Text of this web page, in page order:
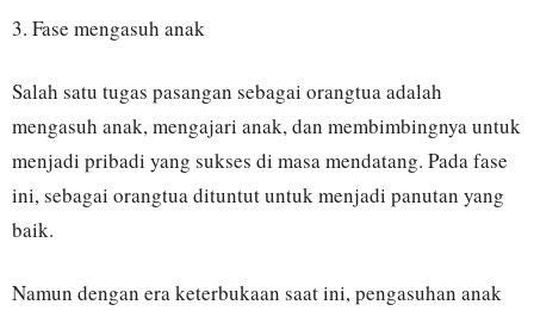
3. Fase mengasuh anak
Salah satu tugas pasangan sebagai orangtua adalah
mengasuh anak, mengajari anak, dan membimbingnya untuk
menjadi pribadi yang sukses di masa mendatang. Pada fase
ini, sebagai orangtua dituntut untuk menjadi panutan yang
baik.
Namun dengan era keterbukaan saat ini, pengasuhan anak